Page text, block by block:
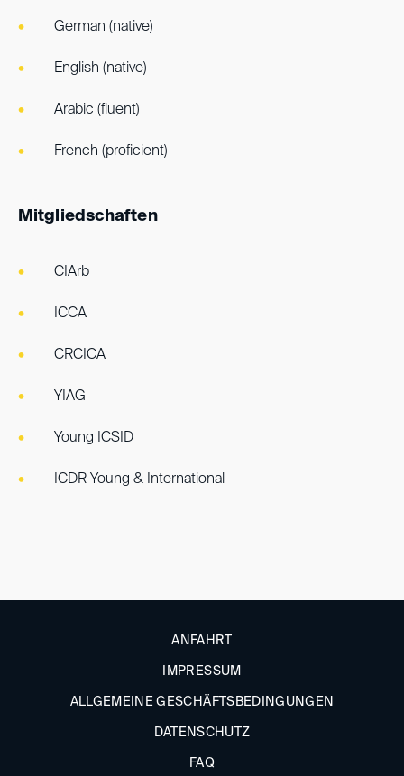
German (native)
English (native)
Arabic (fluent)
French (proficient)
Mitgliedschaften
CIArb
ICCA
CRCICA
YIAG
Young ICSID
ICDR Young & International
ANFAHRT
IMPRESSUM
ALLGEMEINE GESCHÄFTSBEDINGUNGEN
DATENSCHUTZ
FAQ